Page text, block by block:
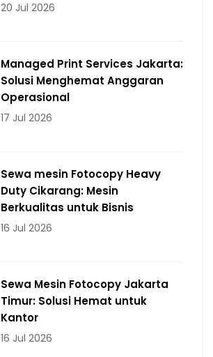
20 Jul 2026
Managed Print Services Jakarta:
Solusi Menghemat Anggaran
Operasional
17 Jul 2026
Sewa mesin Fotocopy Heavy
Duty Cikarang: Mesin
Berkualitas untuk Bisnis
16 Jul 2026
Sewa Mesin Fotocopy Jakarta
Timur: Solusi Hemat untuk
Kantor
16 Jul 2026